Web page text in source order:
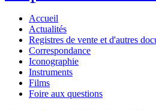
Accueil
Actualités
Registres de vente et d'autres
Correspondance
Iconographie
Instruments
Films
Foire aux questions